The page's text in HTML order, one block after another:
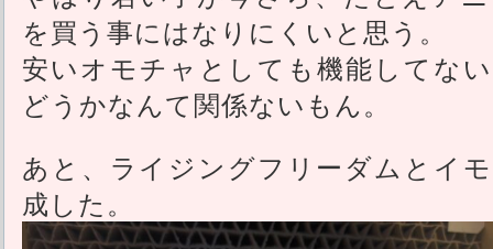
を買う事にはなりにくいと思う。
安いオモチャとしても機能してな
どうかなんて関係ないもん。
あと、ライジングフリーダムとイ
成した。